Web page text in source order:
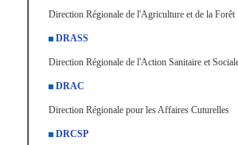
Direction Régionale de l'Agriculture et de la Forêt
DRASS
Direction Régionale de l'Action Sanitaire et
DRAC
Direction Régionale pour les Affaires Cuturelles
DRCSP